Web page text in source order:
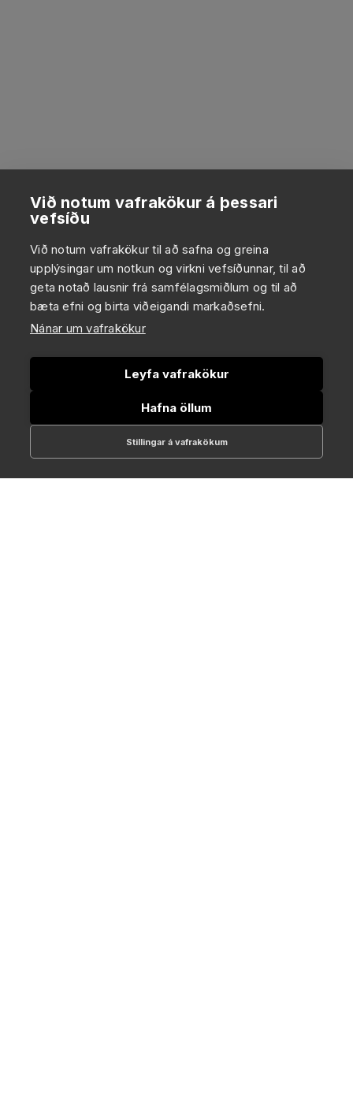
Við notum vafrakökur á þessari
vefsíðu
Við notum vafrakökur til að safna og greina
upplýsingar um notkun og virkni vefsíðunnar, til að
geta notað lausnir frá samfélagsmiðlum og til að
bæta efni og birta viðeigandi markaðsefni.
Nánar um vafrakökur
Leyfa vafrakökur
Hafna öllum
Stillingar á vafrakökum